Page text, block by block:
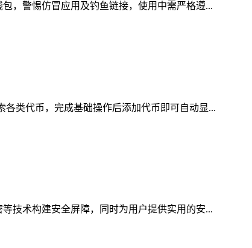
，警惕仿冒应用及钓鱼链接，使用中需严格遵...
类代币，完成基础操作后添加代币即可自动显...
技术构建安全屏障，同时为用户提供实用的安...